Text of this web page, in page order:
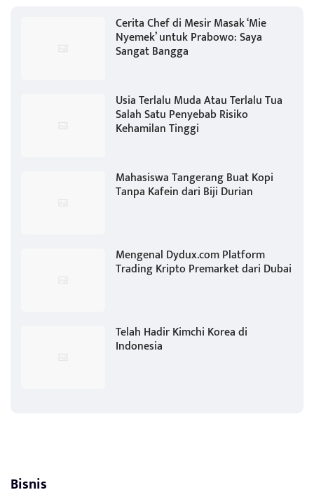
Cerita Chef di Mesir Masak ‘Mie
Nyemek’ untuk Prabowo: Saya
Sangat Bangga
Usia Terlalu Muda Atau Terlalu Tua
Salah Satu Penyebab Risiko
Kehamilan Tinggi
Mahasiswa Tangerang Buat Kopi
Tanpa Kafein dari Biji Durian
Mengenal Dydux.com Platform
Trading Kripto Premarket dari Dubai
Telah Hadir Kimchi Korea di
Indonesia
Bisnis